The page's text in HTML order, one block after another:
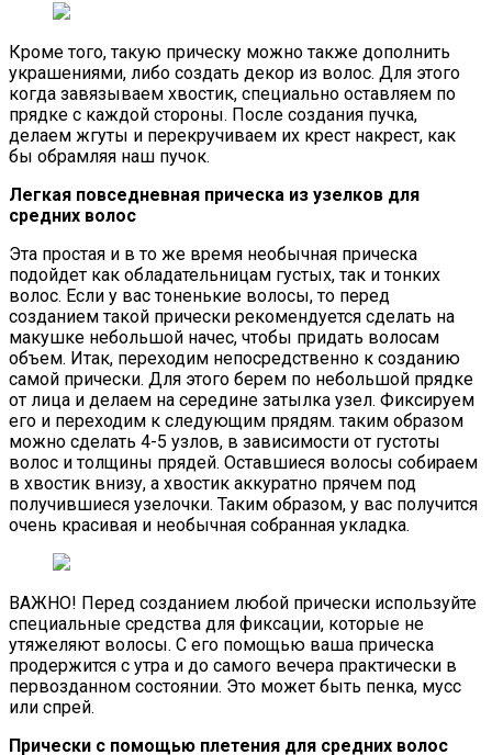
Кроме того, такую прическу можно также дополнить
украшениями, либо создать декор из волос. Для этого
когда завязываем хвостик, специально оставляем по
прядке с каждой стороны. После создания пучка,
делаем жгуты и перекручиваем их крест накрест, как
бы обрамляя наш пучок.
Легкая повседневная прическа из узелков для
средних волос
Эта простая и в то же время необычная прическа
подойдет как обладательницам густых, так и тонких
волос. Если у вас тоненькие волосы, то перед
созданием такой прически рекомендуется сделать на
макушке небольшой начес, чтобы придать волосам
объем. Итак, переходим непосредственно к созданию
самой прически. Для этого берем по небольшой прядке
от лица и делаем на середине затылка узел. Фиксируем
его и переходим к следующим прядям. таким образом
можно сделать 4-5 узлов, в зависимости от густоты
волос и толщины прядей. Оставшиеся волосы собираем
в хвостик внизу, а хвостик аккуратно прячем под
получившиеся узелочки. Таким образом, у вас получится
очень красивая и необычная собранная укладка.
ВАЖНО! Перед созданием любой прически используйте
специальные средства для фиксации, которые не
утяжеляют волосы. С его помощью ваша прическа
продержится с утра и до самого вечера практически в
первозданном состоянии. Это может быть пенка, мусс
или спрей.
Прически с помощью плетения для средних волос